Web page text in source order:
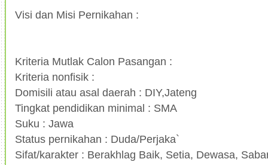
Visi dan Misi Pernikahan :
Kriteria Mutlak Calon Pasangan :
Kriteria nonfisik :
Domisili atau asal daerah : DIY,Jateng
Tingkat pendidikan minimal : SMA
Suku : Jawa
Status pernikahan : Duda/Perjaka`
Sifat/karakter : Berakhlag Baik, Setia, Dewasa,